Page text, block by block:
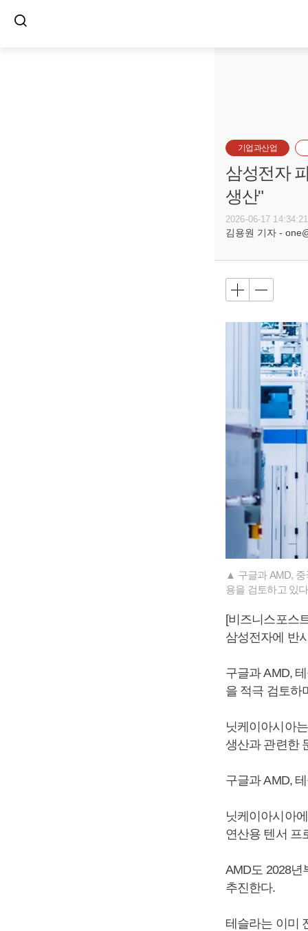
기업과산업
삼성전자
생산"
2026-06-17 14:34:21
김용원 기자 -
▲ 구글과 AMD, 중
용을 검토하고 있
[비즈니스포스
삼성전자에 반
구글과 AMD,
을 적극 검토하
닛케이아시아
생산과 관련한
구글과 AMD,
닛케이아시아
연산용 텐서 프
AMD도 2028년
추진한다.
테슬라는 이미